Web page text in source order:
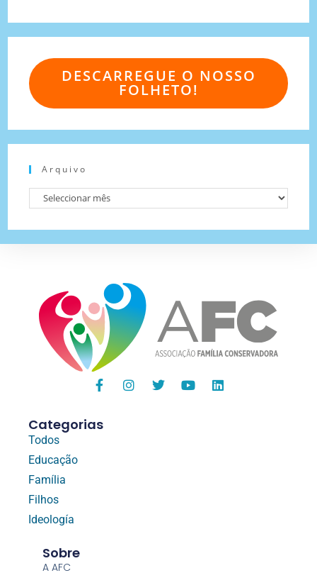
DESCARREGUE O NOSSO
FOLHETO!
Arquivo
Categorias
Todos
Educação
Família
Filhos
Ideología
Sobre
A AFC